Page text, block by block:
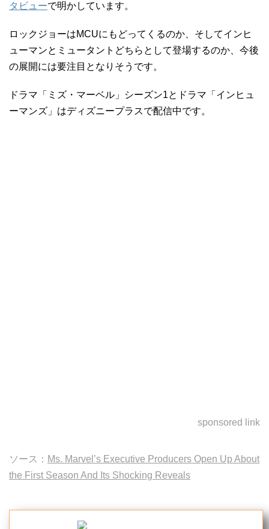
タビューで明かしています。
ロックジョーはMCUにもどってくるのか、そしてインヒ
ューマンとミュータントどちらとして登場するのか、今後
の展開には要注目となりそうです。
ドラマ「ミズ・マーベル」シーズン1とドラマ「インヒュ
ーマンズ」はディズニープラスで配信中です。
sponsored link
ソース： Ms. Marvel’s Executive Producers Open Up About
the First Season And Its Shocking Reveals